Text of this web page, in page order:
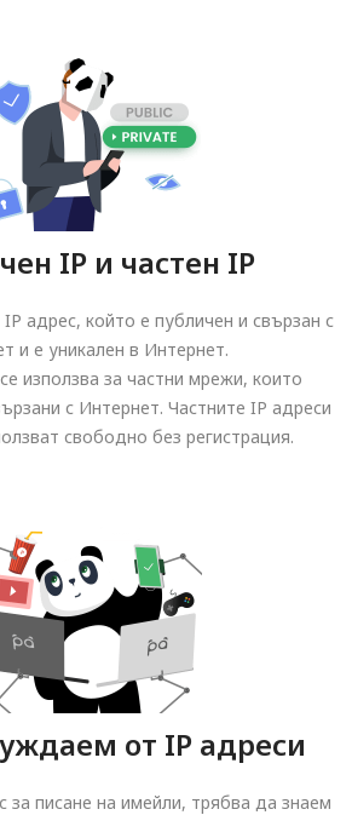
IP и частен IP
адрес, който е публичен и свързан с
и е уникален в Интернет.
използва за частни мрежи, които
с Интернет. Частните IP адреси
свободно без регистрация.
от IP адреси
за писане на имейли, трябва да знаем